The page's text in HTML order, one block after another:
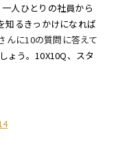
人ひとりの社員から
知るきっかけになれば
んに10の質問に答えて
ょう。10X10Q、スタ